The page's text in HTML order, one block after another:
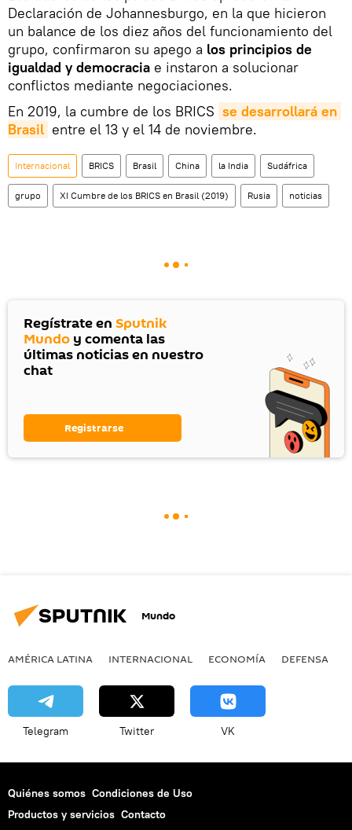
Declaración de Johannesburgo, en la que hicieron
un balance de los diez años del funcionamiento del
grupo, confirmaron su apego a los principios de
igualdad y democracia e instaron a solucionar
conflictos mediante negociaciones.
En 2019, la cumbre de los BRICS se desarrollará en
Brasil entre el 13 y el 14 de noviembre.
Internacional BRICS Brasil China la India Sudáfrica
grupo XI Cumbre de los BRICS en Brasil (2019) Rusia noticias
Regístrate en Sputnik
Mundo y comenta las
últimas noticias en nuestro
chat
Registrarse
Mundo
AMÉRICA LATINA INTERNACIONAL ECONOMÍA DEFENSA
Telegram Twitter VK
Quiénes somos Condiciones de Uso
Productos y servicios Contacto